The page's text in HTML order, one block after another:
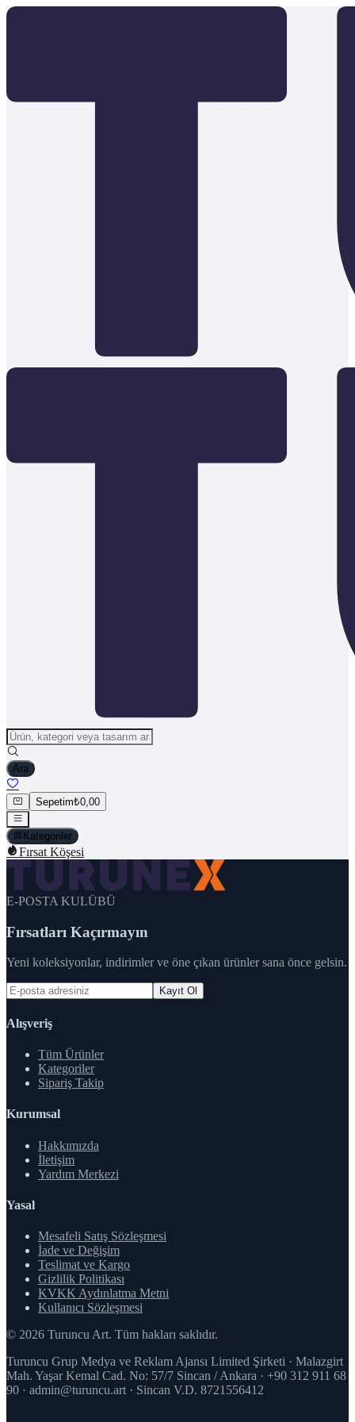
Ara
Sepetim₺0,00
Kategoriler
Fırsat Köşesi
E-POSTA KULÜBÜ
Fırsatları Kaçırmayın
Yeni koleksiyonlar, indirimler ve öne çıkan ürünler sana önce gelsin.
Kayıt Ol
Alışveriş
Tüm Ürünler
Kategoriler
Sipariş Takip
Kurumsal
Hakkımızda
İletişim
Yardım Merkezi
Yasal
Mesafeli Satış Sözleşmesi
İade ve Değişim
Teslimat ve Kargo
Gizlilik Politikası
KVKK Aydınlatma Metni
Kullanıcı Sözleşmesi
© 2026 Turuncu Art. Tüm hakları saklıdır.
Turuncu Grup Medya ve Reklam Ajansı Limited Şirketi · Malazgirt
Mah. Yaşar Kemal Cad. No: 57/7 Sincan / Ankara · +90 312 911 68
90 · admin@turuncu.art · Sincan V.D. 8721556412